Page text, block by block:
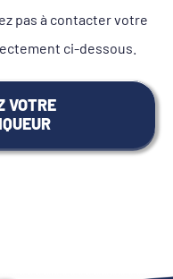
pas à contacter votre
ci-dessous.
VOTRE